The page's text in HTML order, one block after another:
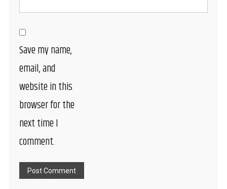
Save my name,
email, and
website in this
browser for the
next time I
comment.